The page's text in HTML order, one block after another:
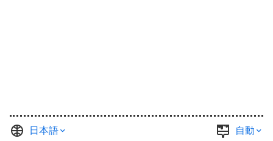
日本語 自動